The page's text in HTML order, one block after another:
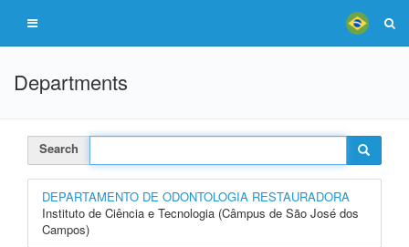
Departments
Search
DEPARTAMENTO DE ODONTOLOGIA RESTAURADORA
Instituto de Ciência e Tecnologia (Câmpus de São José dos
Campos)